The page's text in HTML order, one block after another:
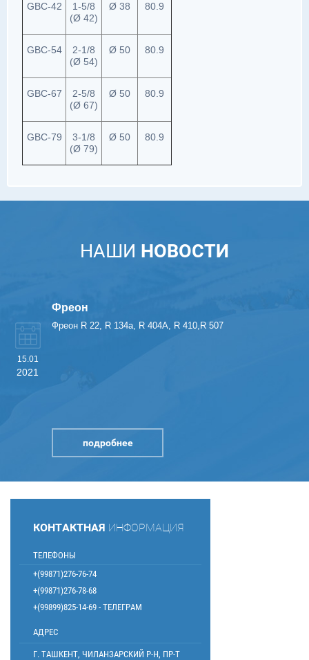
GBC-42
1-5/8
(Ø 42)
Ø 38 80.9
GBC-54
2-1/8
(Ø 54)
Ø 50 80.9
GBC-67
2-5/8
(Ø 67)
Ø 50 80.9
GBC-79
3-1/8
(Ø 79)
Ø 50 80.9
НАШИ НОВОСТИ
Фреон
15.01
2021
Фреон R 22, R 134a, R 404A, R 410,R 507
подробнее
КОНТАКТНАЯ ИНФОРМАЦИЯ
ТЕЛЕФОНЫ
+(99871)276-76-74
+(99871)276-78-68
+(99899)825-14-69 - ТЕЛЕГРАМ
АДРЕС
Г. ТАШКЕНТ, ЧИЛАНЗАРСКИЙ Р-Н, ПР-Т